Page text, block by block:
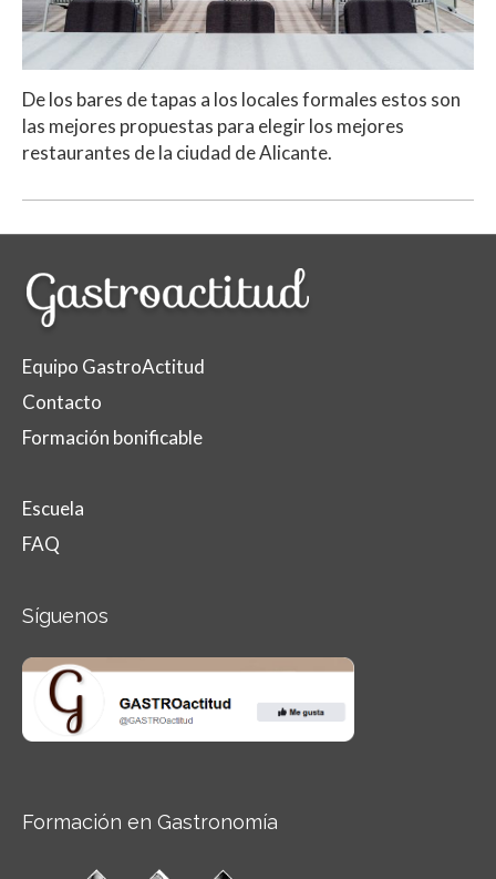
De los bares de tapas a los locales formales estos son
las mejores propuestas para elegir los mejores
restaurantes de la ciudad de Alicante.
Equipo GastroActitud
Contacto
Formación bonificable
Escuela
FAQ
Síguenos
Formación en Gastronomía